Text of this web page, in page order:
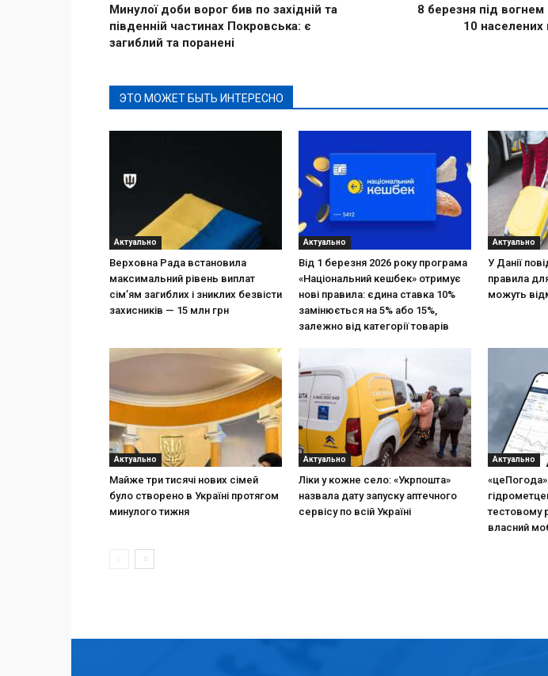
Минулої доби ворог бив по західній та
південній частинах Покровська: є
загиблий та поранені
8 березня під
10 населених
ЭТО МОЖЕТ БЫТЬ ИНТЕРЕСНО
Актуально
Верховна Рада встановила
максимальний рівень виплат
сім’ям загиблих і зниклих безвісти
захисників — 15 млн грн
Актуально
Від 1 березня 2026 року програма
«Національний кешбек» отримує
нові правила: єдина ставка 10%
замінюється на 5% або 15%,
залежно від категорії товарів
Актуально
У Данії
правила
можуть
Актуально
Майже три тисячі нових сімей
було створено в Україні протягом
минулого тижня
Актуально
Ліки у кожне село: «Укрпошта»
назвала дату запуску аптечного
сервісу по всій Україні
Актуально
тестовому
власний